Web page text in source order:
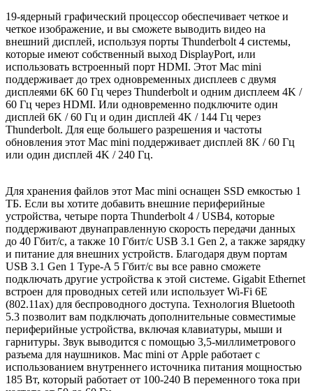
19-ядерный графический процессор обеспечивает четкое и
четкое изображение, и вы сможете выводить видео на
внешний дисплей, используя порты Thunderbolt 4 системы,
которые имеют собственный выход DisplayPort, или
использовать встроенный порт HDMI. Этот Mac mini
поддерживает до трех одновременных дисплеев с двумя
дисплеями 6K 60 Гц через Thunderbolt и одним дисплеем 4K /
60 Гц через HDMI. Или одновременно подключите один
дисплей 6K / 60 Гц и один дисплей 4K / 144 Гц через
Thunderbolt. Для еще большего разрешения и частоты
обновления этот Mac mini поддерживает дисплей 8K / 60 Гц
или один дисплей 4K / 240 Гц.
Для хранения файлов этот Mac mini оснащен SSD емкостью 1
ТБ. Если вы хотите добавить внешние периферийные
устройства, четыре порта Thunderbolt 4 / USB4, которые
поддерживают двунаправленную скорость передачи данных
до 40 Гбит/с, а также 10 Гбит/с USB 3.1 Gen 2, а также зарядку
и питание для внешних устройств. Благодаря двум портам
USB 3.1 Gen 1 Type-A 5 Гбит/с вы все равно сможете
подключать другие устройства к этой системе. Gigabit Ethernet
встроен для проводных сетей или использует Wi-Fi 6E
(802.11ax) для беспроводного доступа. Технология Bluetooth
5.3 позволит вам подключать дополнительные совместимые
периферийные устройства, включая клавиатуры, мыши и
гарнитуры. Звук выводится с помощью 3,5-миллиметрового
разъема для наушников. Mac mini от Apple работает с
использованием внутреннего источника питания мощностью
185 Вт, который работает от 100-240 В переменного тока при